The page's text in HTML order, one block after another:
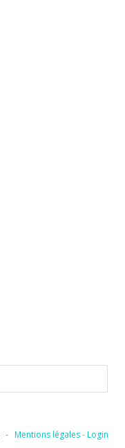
- Mentions légales-Login